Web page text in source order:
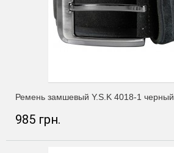
Ремень замшевый Y.S.K 4018-1 черный
985 грн.